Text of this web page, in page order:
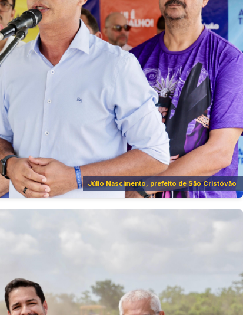
Júlio Nascimento, prefeito de São Cristóvão